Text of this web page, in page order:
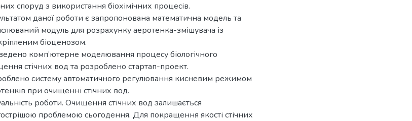
споруд з використання біохімічних процесів.
даної роботи є запропонована математична модель та
модуль для розрахунку аеротенка-змішувача із
біоценозом.
комп’ютерне моделювання процесу біологічного
стічних вод та розроблено стартап-проект.
систему автоматичного регулювання кисневим режимом
при очищенні стічних вод.
роботи. Очищення стічних вод залишається
проблемою сьогодення. Для покращення якості стічних